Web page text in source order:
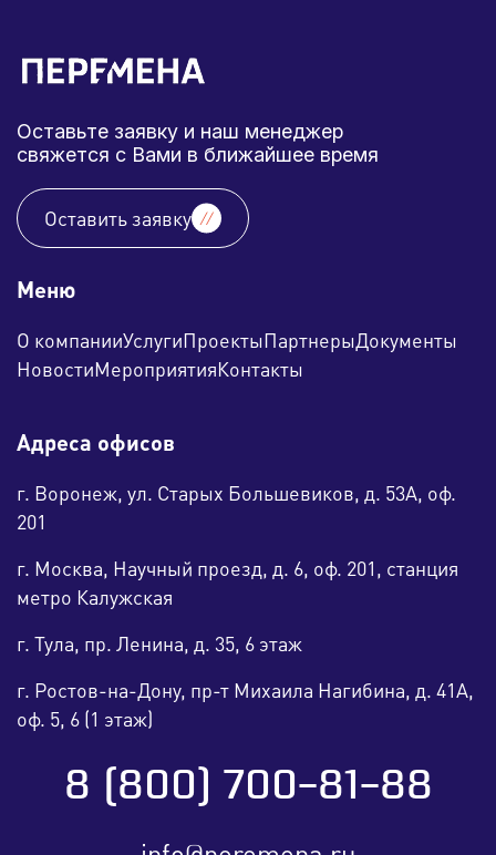
Оставьте заявку и наш менеджер
свяжется с Вами в ближайшее время
Оставить заявку
Меню
О компанииУслугиПроектыПартнерыДокументы
НовостиМероприятияКонтакты
Адреса офисов
г. Воронеж, ул. Старых Большевиков, д. 53А, оф.
201
г. Москва, Научный проезд, д. 6, оф. 201, станция
метро Калужская
г. Тула, пр. Ленина, д. 35, 6 этаж
г. Ростов-на-Дону, пр-т Михаила Нагибина, д. 41А,
оф. 5, 6 (1 этаж)
8 (800) 700-81-88